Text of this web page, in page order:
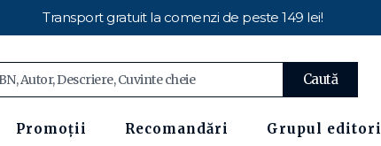
Transport gratuit la comenzi de peste 149 lei!
Caută
Promoții Recomandări Grupul